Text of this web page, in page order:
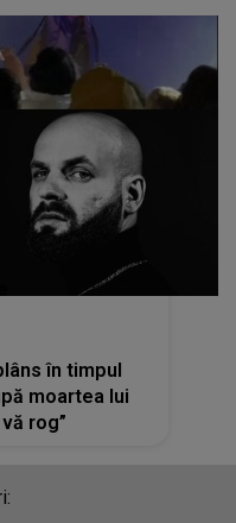
în timpul
moartea lui
rog”